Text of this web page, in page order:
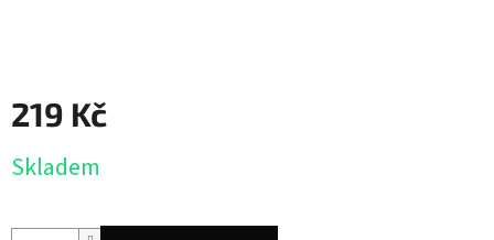
219 Kč
cena:
Skladem